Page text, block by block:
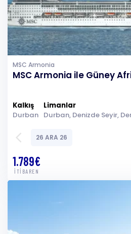
MSC Armonia
MSC Armonia ile Güney
Kalkış
Durban
Limanlar
arrow_back_ios 26 ARA 26
1.789€
İTİBAREN